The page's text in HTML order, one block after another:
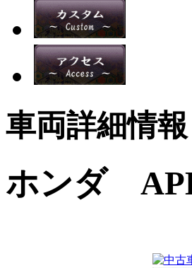
車両詳細情報
ホンダ